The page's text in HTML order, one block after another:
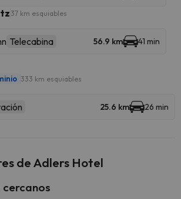
37 km esquiables
Telecabina 56.9 km 41 min
333 km esquiables
25.6 km 26 min
de Adlers Hotel